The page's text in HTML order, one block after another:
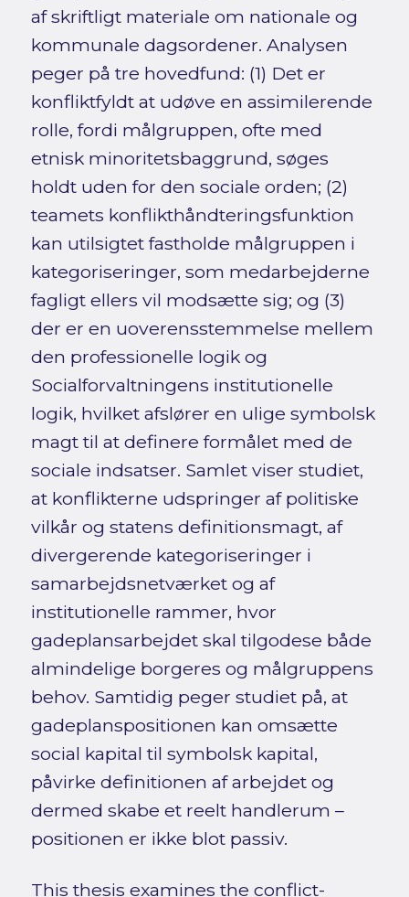
af skriftligt materiale om nationale og
kommunale dagsordener. Analysen
peger på tre hovedfund: (1) Det er
konfliktfyldt at udøve en assimilerende
rolle, fordi målgruppen, ofte med
etnisk minoritetsbaggrund, søges
holdt uden for den sociale orden; (2)
teamets konflikthåndteringsfunktion
kan utilsigtet fastholde målgruppen i
kategoriseringer, som medarbejderne
fagligt ellers vil modsætte sig; og (3)
der er en uoverensstemmelse mellem
den professionelle logik og
Socialforvaltningens institutionelle
logik, hvilket afslører en ulige symbolsk
magt til at definere formålet med de
sociale indsatser. Samlet viser studiet,
at konflikterne udspringer af politiske
vilkår og statens definitionsmagt, af
divergerende kategoriseringer i
samarbejdsnetværket og af
institutionelle rammer, hvor
gadeplansarbejdet skal tilgodese både
almindelige borgeres og målgruppens
behov. Samtidig peger studiet på, at
gadeplanspositionen kan omsætte
social kapital til symbolsk kapital,
påvirke definitionen af arbejdet og
dermed skabe et reelt handlerum –
positionen er ikke blot passiv.
This thesis examines the conflict-